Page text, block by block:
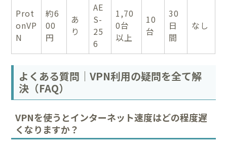
Prot
onVP
N
約6
00
円
あ
り
AE
S-
25
6
1,70
0台
以上
10
台
30
日
間
なし
よくある質問｜VPN利用の疑問を全て解
決（FAQ）
VPNを使うとインターネット速度はどの程度遅
くなりますか？